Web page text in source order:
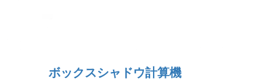
ボックスシャドウ計算機